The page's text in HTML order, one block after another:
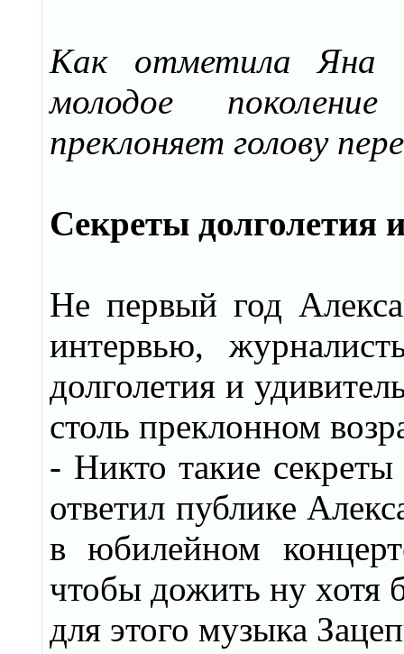
Как отметила Яна
молодое
преклоняет голову
Секреты долголетия
Не первый год
интервью,
долголетия и
столь преклонном
- Никто такие
ответил публике
в юбилейном
чтобы дожить ну хотя
для этого музыка